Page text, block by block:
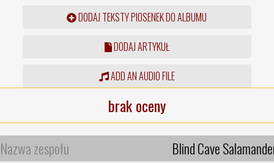
DODAJ TEKSTY PIOSENEK DO ALBUMU
DODAJ ARTYKUŁ
ADD AN AUDIO FILE
brak oceny
Nazwa zespołu
Blind Cave